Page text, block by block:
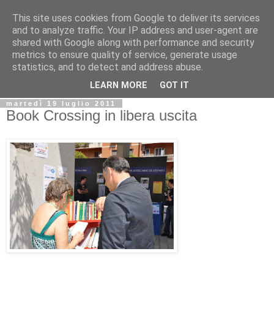
Biblio@rti in
Il Blog della Biblioteca di Area delle arti per condividere
informazioni iniziative incontri
martedì 19 luglio 2011
Book Crossing in libera uscita
This site uses cookies from Google to deliver its services
and to analyze traffic. Your IP address and user-agent are
shared with Google along with performance and security
metrics to ensure quality of service, generate usage
statistics, and to detect and address abuse.
LEARN MORE GOT IT